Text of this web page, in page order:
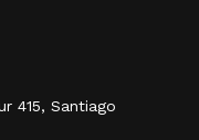
415, Santiago